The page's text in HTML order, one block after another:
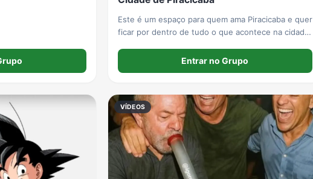
Este é um espaço para quem ama Piracicaba e quer
ficar por dentro de tudo o que acontece na cidade.
novidades de Piracicaba; - Fotos e vídeos de
acontecimentos; - Eventos
Entrar no Grupo
VÍDEOS